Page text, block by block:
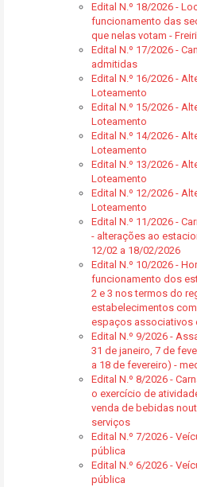
Edital N.º 18/2026 -
funcionamento das
que nelas votam -
Edital N.º 17/2026 -
admitidas
Edital N.º 16/2026 -
Loteamento
Edital N.º 15/2026 -
Loteamento
Edital N.º 14/2026 -
Loteamento
Edital N.º 13/2026 -
Loteamento
Edital N.º 12/2026 -
Loteamento
Edital N.º 11/2026 -
- alterações ao
12/02 a 18/02/2026
Edital N.º 10/2026 -
funcionamento dos
2 e 3 nos termos do
estabelecimentos
espaços associativos
Edital N.º 9/2026 -
31 de janeiro, 7 de
a 18 de fevereiro) -
Edital N.º 8/2026 -
o exercício de
venda de bebidas
serviços
Edital N.º 7/2026 -
pública
Edital N.º 6/2026 -
pública